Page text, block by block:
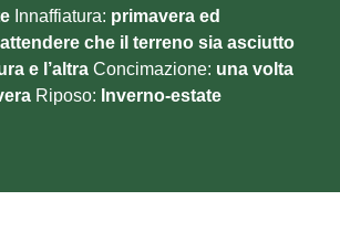
Innaffiatura: primavera ed
che il terreno sia asciutto
e l’altra Concimazione: una volta
Riposo: Inverno-estate